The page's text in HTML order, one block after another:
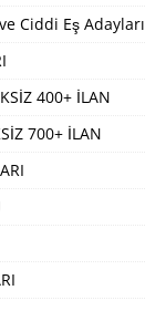
Ciddi Eş Adayları
400+ İLAN
700+ İLAN